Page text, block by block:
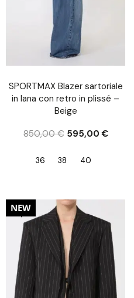
SPORTMAX Blazer sartoriale
in lana con retro in plissé –
Beige
850,00€ 595,00€
36 38 40
30%
NEW